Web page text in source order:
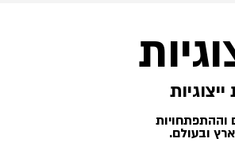
וההתפתחויות
ובעולם.